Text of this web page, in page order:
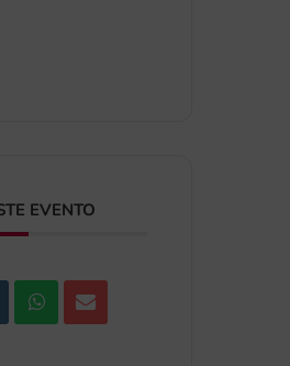
EVENTO